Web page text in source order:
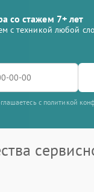
со стажем 7+ лет
с техникой любой
с политикой